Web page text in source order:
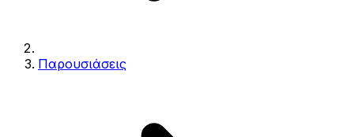
Παρουσιάσεις